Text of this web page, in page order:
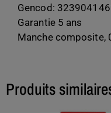
Gencod:
Garantie 5 ans
Manche composite,
Produits